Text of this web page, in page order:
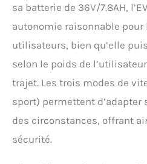
une
LED
Feu
nuit.
sa batterie de 36V/7.8AH,
autonomie raisonnable pour
utilisateurs, bien qu’elle
selon le poids de
trajet. Les trois modes de
sport) permettent d’adapter
des circonstances, offrant
sécurité.